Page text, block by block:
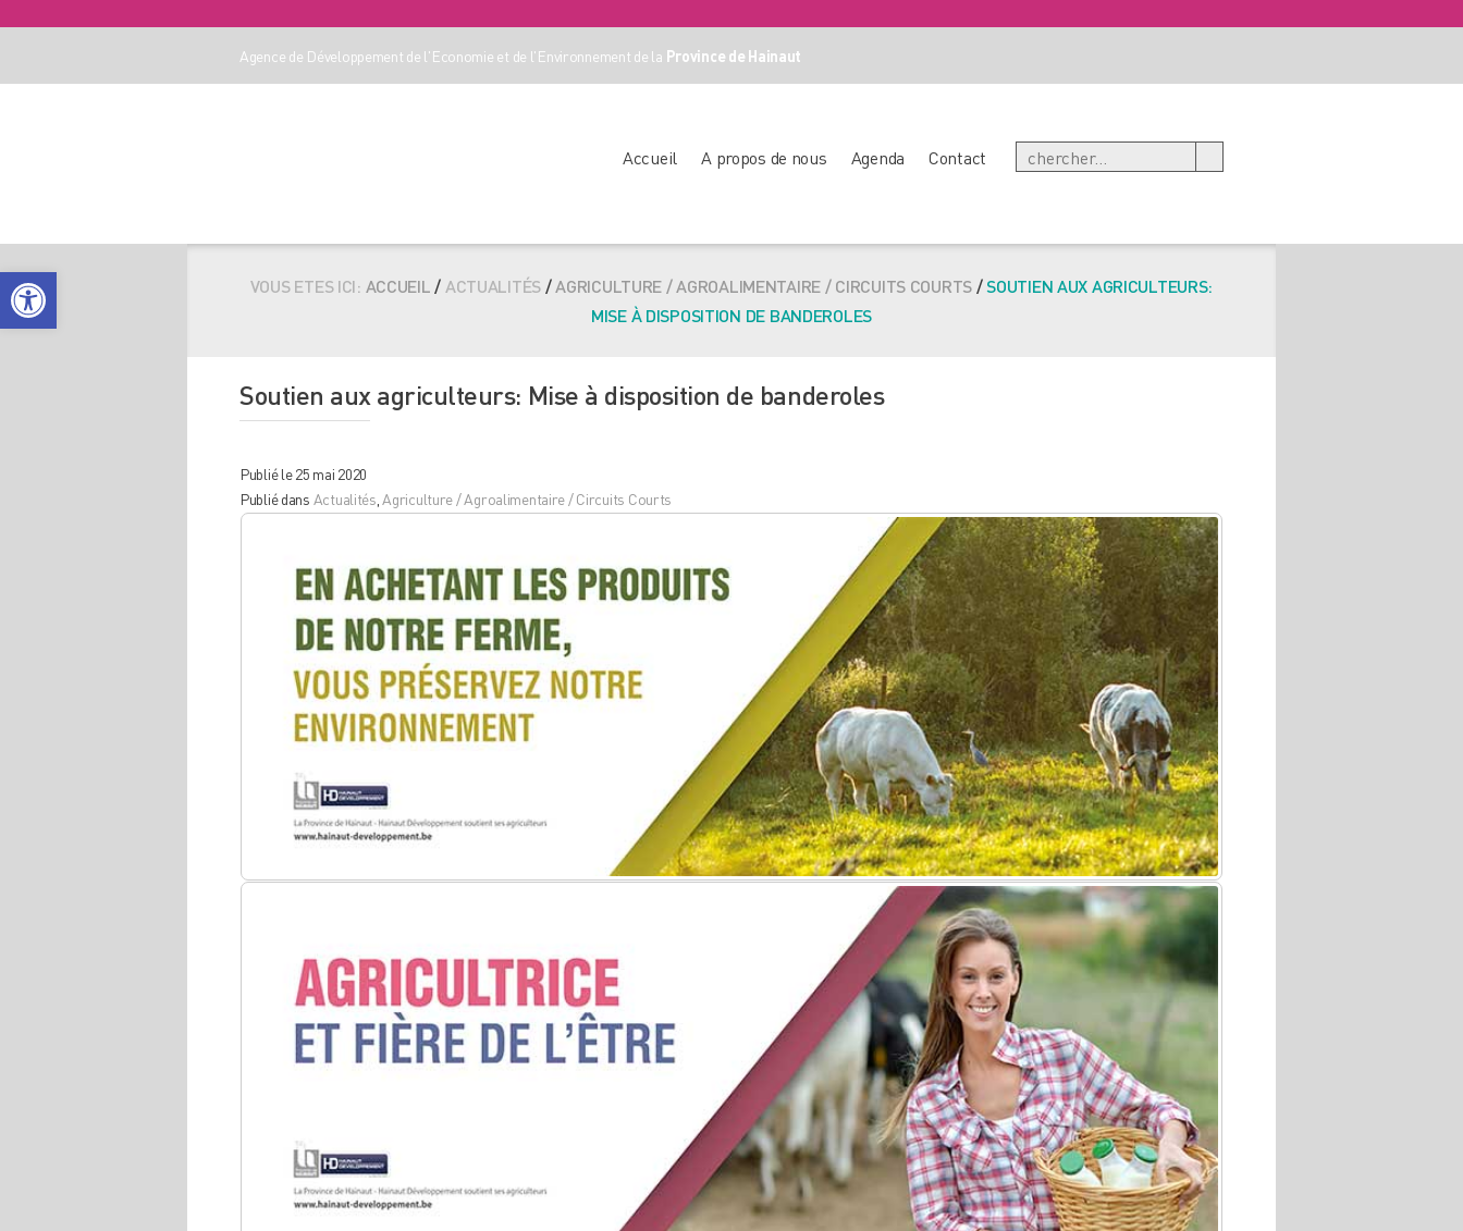
Agence de Développement de l'Economie et de l'Environnement de la Province de Hainaut
Accueil A propos de nous Agenda Contact
VOUS ETES ICI: ACCUEIL/ ACTUALITÉS/AGRICULTURE / AGROALIMENTAIRE / CIRCUITS COURTS/SOUTIEN AUX AGRICULTEURS:
MISE À DISPOSITION DE BANDEROLES
Soutien aux agriculteurs: Mise à disposition de banderoles
Publié le 25 mai 2020
Publié dans Actualités ,Agriculture / Agroalimentaire / Circuits Courts
Ouvrir la barre d’outils